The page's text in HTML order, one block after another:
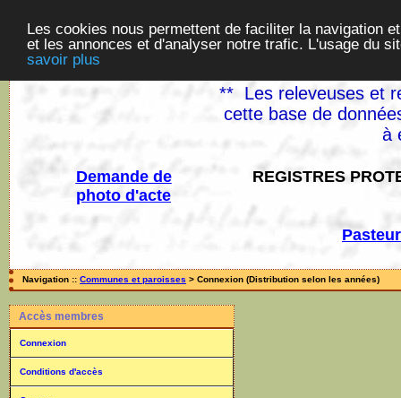
Les cookies nous permettent de faciliter la navigation
et les annonces et d'analyser notre trafic. L'usage du
savoir plus
** Les releveuses et
cette base de
à
Demande de
photo d'acte
REGISTRES
Navigation :: Communes et paroisses > Connexion (Distribution selon les années)
Accès membres
Connexion
Conditions d'accès